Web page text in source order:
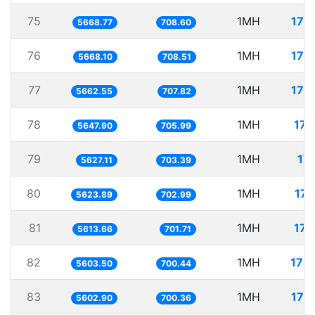
75 5668.77 708.60 1MH
76 5668.10 708.51 1MH
77 5662.55 707.82 1MH
78 5647.90 705.99 1MH
79 5627.11 703.39 1MH
80 5623.89 702.99 1MH
81 5613.66 701.71 1MH
82 5603.50 700.44 1MH
83 5602.90 700.36 1MH